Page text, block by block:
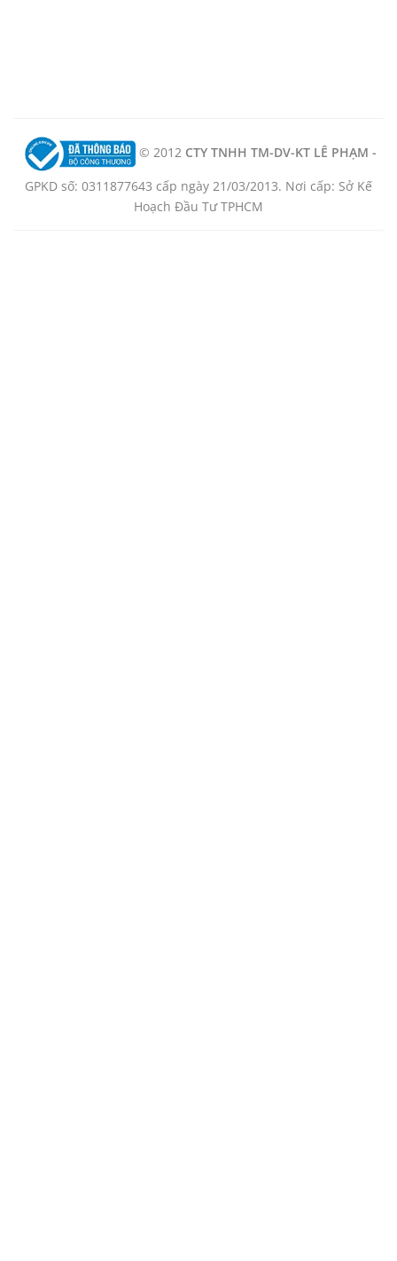
© 2012 CTY TNHH TM-DV-KT LÊ PHẠM -
GPKD số: 0311877643 cấp ngày 21/03/2013. Nơi cấp: Sở Kế
Hoạch Đầu Tư TPHCM